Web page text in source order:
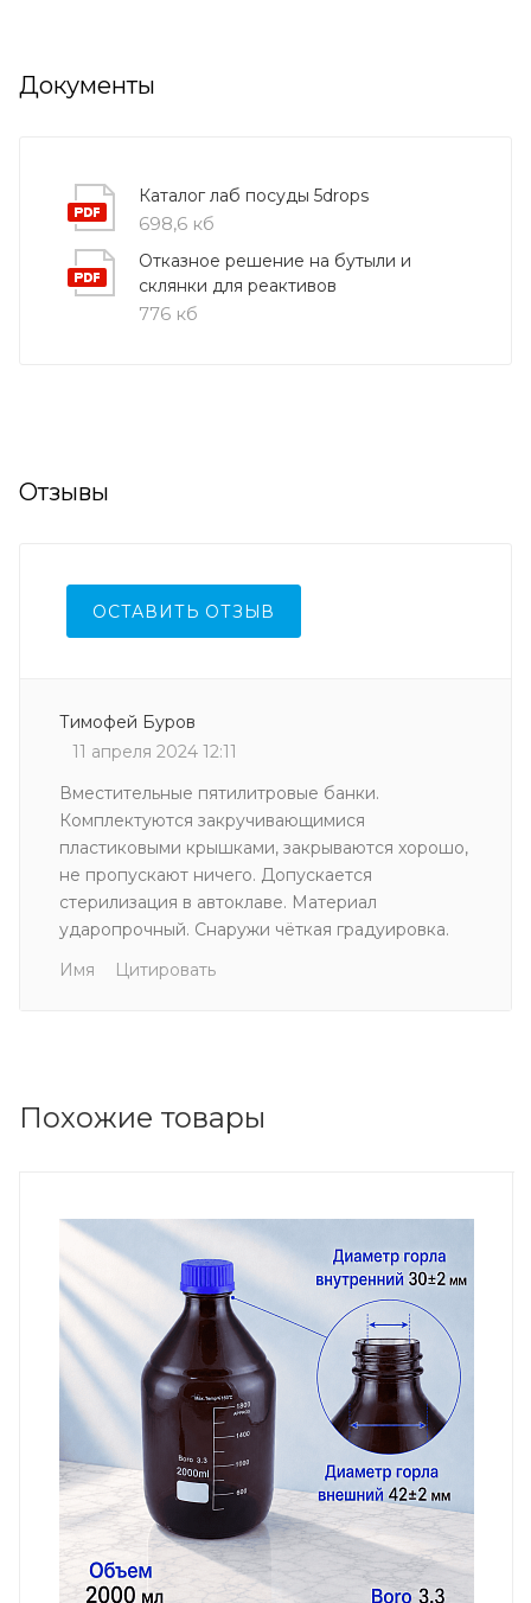
Документы
Каталог лаб посуды 5drops
698,6 кб
Отказное решение на бутыли и
склянки для реактивов
776 кб
Отзывы
ОСТАВИТЬ ОТЗЫВ
Тимофей Буров
11 апреля 2024 12:11
Вместительные пятилитровые банки.
Комплектуются закручивающимися
пластиковыми крышками, закрываются хорошо,
не пропускают ничего. Допускается
стерилизация в автоклаве. Материал
ударопрочный. Снаружи чёткая градуировка.
Имя
Цитировать
Похожие товары